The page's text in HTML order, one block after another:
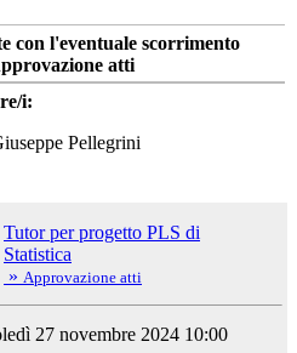
con l'eventuale scorrimento
atti
i:
Pellegrini
Tutor per progetto PLS di
Statistica
» Approvazione atti
27 novembre 2024 10:00